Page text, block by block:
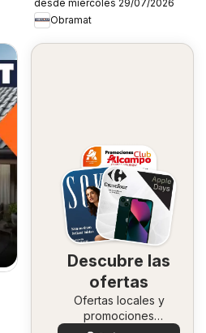
desde miércoles 29/07/2026
Obramat
Descubre las
ofertas
Ofertas locales y
promociones